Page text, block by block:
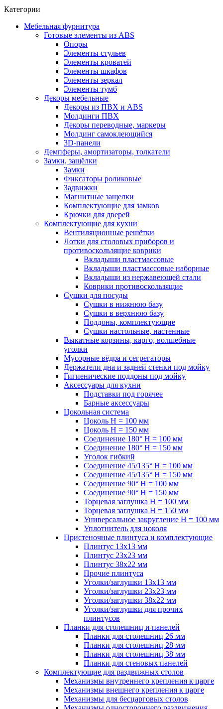
Категории
Мебельная фурнитура
Готовые элементы из ABS
Опоры
Элементы стульев
Элементы кроватей
Элементы шкафов
Элементы зеркал
Элементы тумб
Декоры мебельные
Декоры из ПВХ и ABS
Молдинги ПВХ
Декоры переводные, маркеры
Молдинг самоклеющийся
3D-панели
Демпферы, амортизаторы, толкатели
Замки, защёлки
Замки
Фиксаторы роликовые
Задвижки
Магнитные защелки
Комплектующие для замков
Крючки для дверей
Комплектующие для кухни
Вентиляционные решётки
Лотки для столовых приборов и
противоскользящие коврики
Вкладыши пластмассовые
Вкладыши пластмассовые наборные
Вкладыши из нержавеющей стали
Коврики противоскользящие
Сушки для посуды
Сушки в нижнюю базу
Сушки в верхнюю базу
Поддоны, комплектующие
Сушки настольные, настенные
Выкатные корзины, карго, волшебные
уголки
Мусорные вёдра и сегрегаторы
Держатели дна и задней стенки под мойку
Гигиенические поддоны под мойку
Аксессуары для кухни
Подставки под горячее
Барные аксессуары
Цокольная система
Цоколь H = 100 мм
Цоколь H = 150 мм
Соединение 180° H = 100 мм
Соединение 180° H = 150 мм
Уголок гибкий
Соединение 45/135° H = 100 мм
Соединение 45/135° H = 150 мм
Соединение 90° H = 100 мм
Соединение 90° H = 150 мм
Торцевая заглушка H = 100 мм
Торцевая заглушка H = 150 мм
Универсальное закругление H = 100 мм
Уплотнитель для цоколя
Пристеночные плинтуса и комплектующие
Плинтус 13х13 мм
Плинтус 23х23 мм
Плинтус 38х22 мм
Прочие плинтуса
Уголки/заглушки 13х13 мм
Уголки/заглушки 23х23 мм
Уголки/заглушки 38х22 мм
Уголки/заглушки для прочих
плинтусов
Планки для столешниц и панелей
Планки для столешниц 26 мм
Планки для столешниц 28 мм
Планки для столешниц 38 мм
Планки для стеновых панелей
Комплектующие для раздвижных столов
Механизмы внутреннего крепления к царге
Механизмы внешнего крепления к царге
Механизмы для бесцарговых столов